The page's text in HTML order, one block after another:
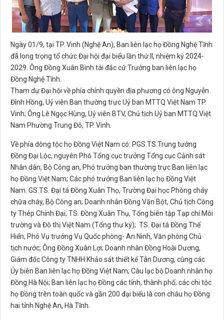
Ngày 01/9, tại TP. Vinh (Nghệ An), Ban liên lạc họ Đồng Nghệ Tĩnh
đã long trọng tổ chức Đại hội đại biểu lần thứ II, nhiệm kỳ 2024-
2029. Ông Đồng Xuân Bình tái đắc cử Trưởng ban liên lạc họ
Đồng Nghệ Tĩnh.
Tham dự Đại hội về phía chính quyền địa phương có ông Nguyễn
Đình Hồng, Uỷ viên Ban thường trực Uỷ ban MTTQ Việt Nam TP.
Vinh; Ông Lê Ngọc Hùng, Uỷ viên BTV, Chủ tịch Uỷ ban MTTQ Việt
Nam Phường Trung Đô, TP. Vinh.
Về phía dòng tộc họ Đồng Việt Nam có: PGS.TS.Trung tướng
Đồng Đại Lộc, nguyên Phó Tổng cục trưởng Tổng cục Cảnh sát
Nhân dân, Bộ Công an, Phó trưởng ban thường trực Ban liên lạc
họ Đồng Việt Nam; Các phó trưởng Ban liên lạc họ Đồng Việt
Nam: GS.TS. Đại tá Đồng Xuân Thọ, Trường Đại học Phòng cháy
chữa cháy, Bộ Công an; Doanh nhân Đồng Văn Bột, Chủ tịch Công
ty Thép Chính Đại; TS. Đồng Xuân Thụ, Tổng biên tập Tạp chí Môi
trường và Đô thị Việt Nam (Tổng thư ký); TS. Đại tá Đồng Thế
Hiển, Phó Vụ trưởng Vụ Quốc phòng- An Ninh, Văn phòng Chủ
tịch nước; Ông Đồng Xuân Lợi; Doanh nhân Đồng Hoài Dương,
Giám đốc Công ty TNHH Khảo sát thiết kế Tân Dương, cùng các
Ủy biên Ban liên lạc họ Đồng Việt Nam; Câu lạc bộ Doanh nhân họ
Đồng Hà Nội; Ban liên lạc họ Đồng các tỉnh, thành phố; các chi tộc
họ Đồng trên toàn quốc và gần 200 đại biểu là con cháu họ Đồng
hai tỉnh Nghệ An, Hà Tĩnh.